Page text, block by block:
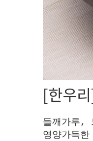
[한우
들깨가루,
영양가득